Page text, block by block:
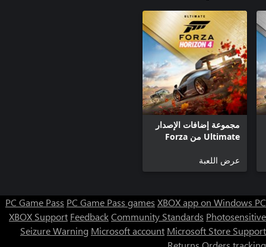
مجموعة إضافات الإصدار
Ultimate من Forza
عرض اللعبة
PC Game Pass PC Game Pass games XBOX app on Windows PC
XBOX Support FeedbackCommunity Standards Photosensitive
Seizure Warning Microsoft account Microsoft Store Support